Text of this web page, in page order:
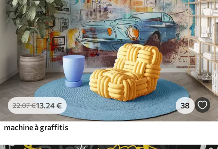
22.07€13 .24€ 38
machine à graffitis